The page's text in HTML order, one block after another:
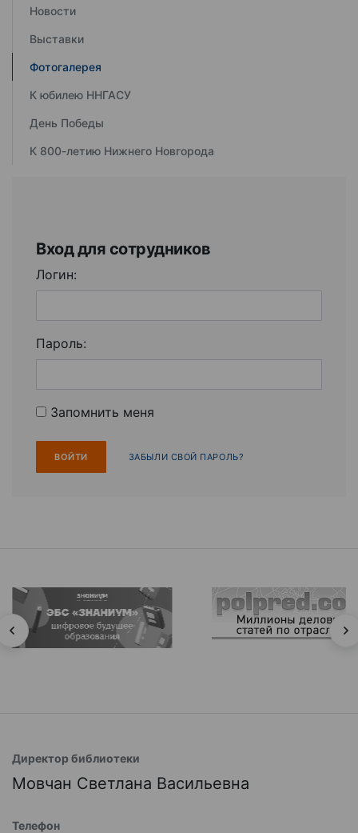
Новости
Выставки
Фотогалерея
К юбилею ННГАСУ
День Победы
К 800-летию Нижнего Новгорода
Вход для сотрудников
Логин:
Пароль:
Запомнить меня
ЗАБЫЛИ СВОЙ ПАРОЛЬ?
Директор библиотеки
Мовчан Светлана Васильевна
Телефон